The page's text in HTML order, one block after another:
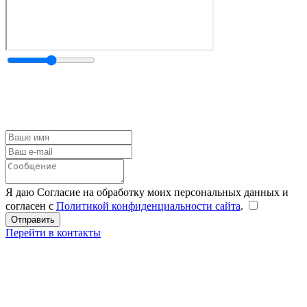
Я даю Согласие на обработку моих персональных данных и
согласен с Политикой конфиденциальности сайта.
Перейти в контакты